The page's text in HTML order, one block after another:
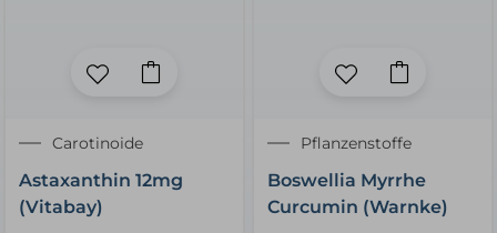
Carotinoide
Astaxanthin 12mg
(Vitabay)
Pflanzenstoffe
Boswellia Myrrhe
Curcumin (Warnke)